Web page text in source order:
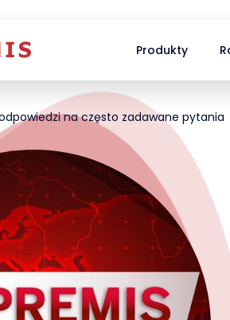
Produkty
na często zadawane pytania